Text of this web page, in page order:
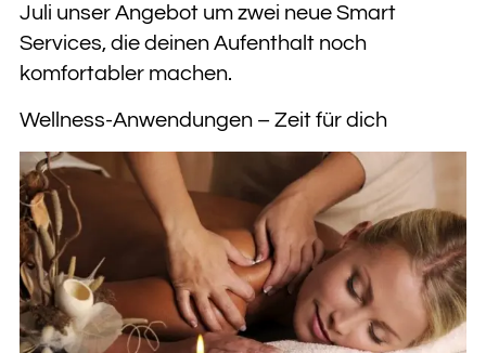
Juli unser Angebot um zwei neue Smart
Services, die deinen Aufenthalt noch
komfortabler machen.
Wellness-Anwendungen – Zeit für dich